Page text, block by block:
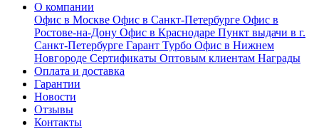
О компании
Офис в Москве Офис в Санкт-Петербурге Офис в
Ростове-на-Дону Офис в Краснодаре Пункт выдачи в г.
Санкт-Петербурге Гарант Турбо Офис в Нижнем
Новгороде Сертификаты Оптовым клиентам Награды
Оплата и доставка
Гарантии
Новости
Отзывы
Контакты